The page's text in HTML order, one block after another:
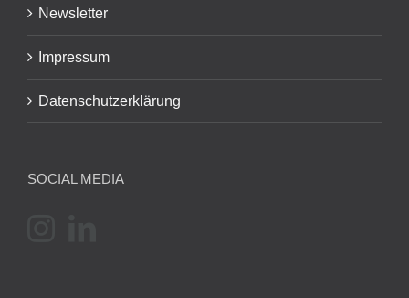
Newsletter
Impressum
Datenschutzerklärung
SOCIAL MEDIA